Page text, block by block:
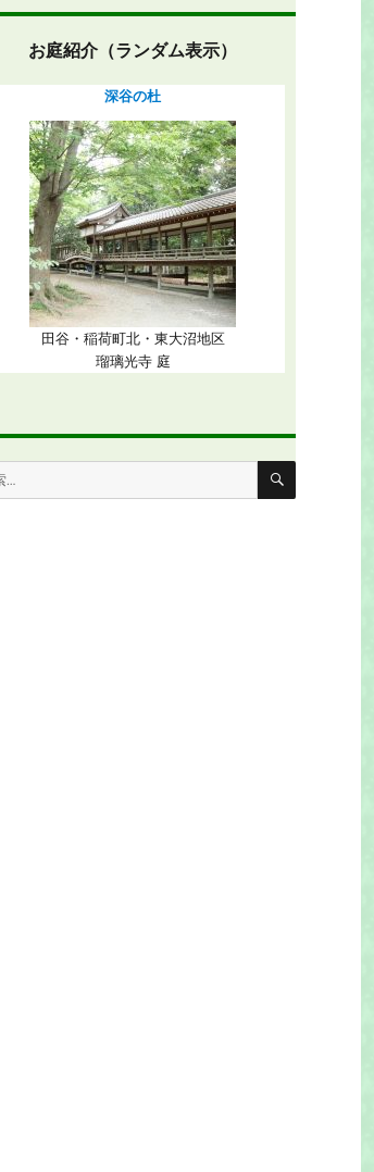
お庭紹介（ランダム表示）
深谷の杜
田谷・稲荷町北・東大沼地区
瑠璃光寺 庭
検